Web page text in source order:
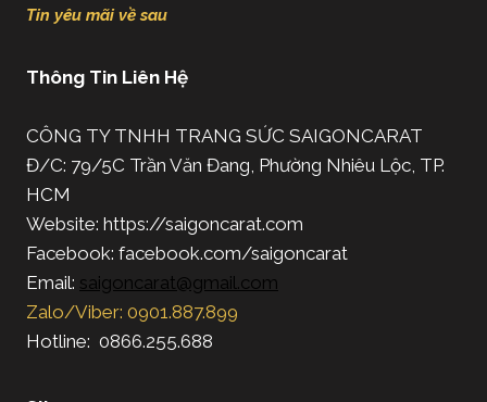
Tin yêu mãi về sau
Thông Tin Liên Hệ
CÔNG TY TNHH TRANG SỨC SAIGONCARAT
Đ/C: 79/5C Trần Văn Đang, Phường Nhiêu Lộc, TP.
HCM
Website: https://saigoncarat.com
Facebook: facebook.com/saigoncarat
Email: saigoncarat@gmail.com
Zalo/Viber: 0901.887.899
Hotline: 0866.255.688